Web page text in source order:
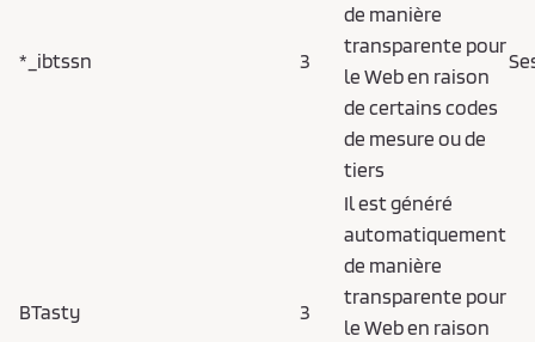
*_ibtssn 3
de manière
transparente pour
le Web en raison
de certains codes
de mesure ou de
tiers
BTasty 3
Il est généré
automatiquement
de manière
transparente pour
le Web en raison